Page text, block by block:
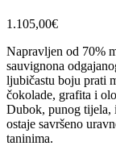
1.105,00€
Napravljen od 70%
sauvignona
ljubičastu boju prati
čokolade, grafita i
Dubok, punog tijela,
ostaje savršeno
taninima.